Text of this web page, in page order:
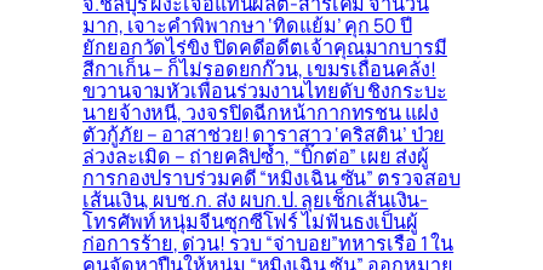
มาก, เจาะคำพิพากษา ‘ทิดแย้ม’ คุก 50 ปี
ยักยอกวัดไร่ขิง ปิดคดีอดีตเจ้าคุณมากบารมี
สีกาเก็น – ก็ไม่รอดยกก๊วน, เขมรเถื่อนคลั่ง!
ขวานจามหัวเพื่อนร่วมงานไทยดับ ชิงกระบะ
นายจ้างหนี, วงจรปิดฉีกหน้ากากทรชน แฝง
ตัวกู้ภัย – อาสาช่วย! ดาราสาว ‘คริสติน’ ป่วย
ล่วงละเมิด – ถ่ายคลิปซ้ำ, “บิ๊กต่อ” เผย ส่งผู้
การกองปราบร่วมคดี “หมิงเฉิน ซัน” ตรวจสอบ
เส้นเงิน, ผบช.ก. ส่ง ผบก.ป. ลุยเช็กเส้นเงิน-
โทรศัพท์ หนุ่มจีนซุกซีโฟร์ ไม่ฟันธงเป็นผู้
ก่อการร้าย, ด่วน! รวบ “จ่าบอย”ทหารเรือ 1 ใน